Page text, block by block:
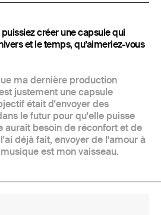
créer une capsule qui
et le temps, qu’aimeriez-vous
ma dernière production
justement une capsule
était d'envoyer des
le futur pour qu'elle puisse
aurait besoin de réconfort et de
déjà fait, envoyer de l'amour à
est mon vaisseau.